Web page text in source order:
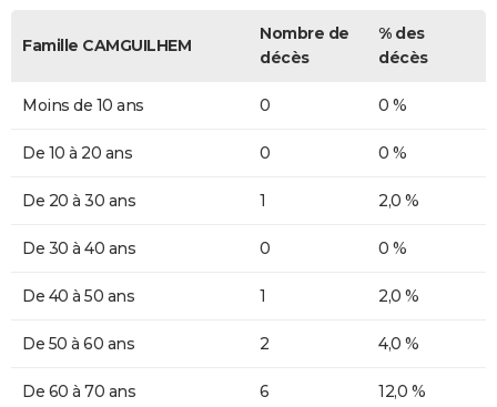
Famille CAMGUILHEM
Nombre de
décès
% des
décès
Moins de 10 ans 0 0 %
De 10 à 20 ans 0 0 %
De 20 à 30 ans 1 2,0 %
De 30 à 40 ans 0 0 %
De 40 à 50 ans 1 2,0 %
De 50 à 60 ans 2 4,0 %
De 60 à 70 ans 6 12,0 %